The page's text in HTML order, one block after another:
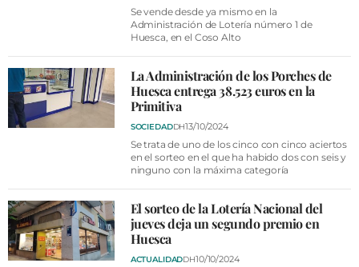
FIESTAS EN EL ALTO ARAGÓN
FIESTAS DE SAN LORENZO
AGENDA
CARTELERA
FARMACIAS
ESQUELAS
CLUB DEL AMIGO MILITANTE
Se vende desde ya mismo en la
Administración de Lotería número 1 de
Huesca, en el Coso Alto
La Administración de los Porches de
Huesca entrega 38.523 euros en la
Primitiva
SOCIEDADDH13/10/2024
Se trata de uno de los cinco con cinco aciertos
en el sorteo en el que ha habido dos con seis y
ninguno con la máxima categoría
El sorteo de la Lotería Nacional del
jueves deja un segundo premio en
Huesca
ACTUALIDADDH10/10/2024